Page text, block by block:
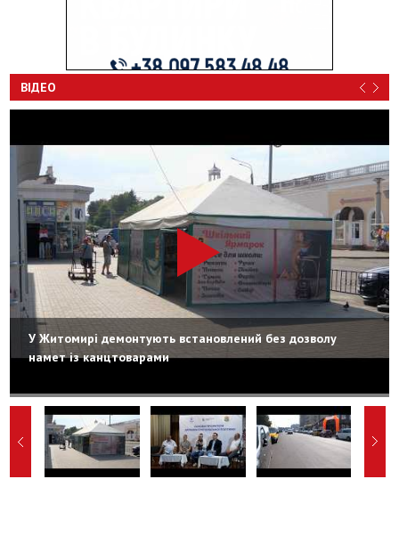
ВІДЕО
У Житомирі демонтують встановлений без дозволу
намет із канцтоварами